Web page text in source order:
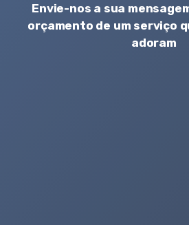
Envie-nos a sua
orçamento de um serviço
adoram